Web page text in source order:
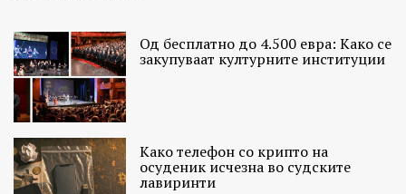
Од бесплатно до 4.500 евра: Како се
закупуваат културните институции
Како телефон со крипто на
осуденик исчезна во судските
лавиринти